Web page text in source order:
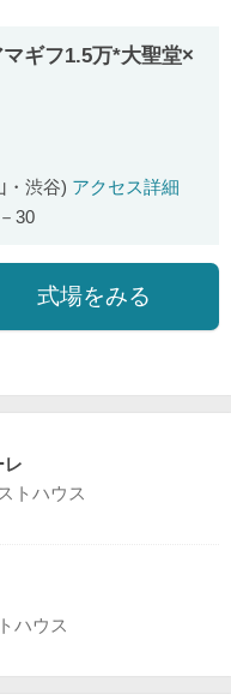
ギフ1.5万*大聖堂×
・渋谷) アクセス詳細
30
式場をみる
レ
トハウス
ハウス